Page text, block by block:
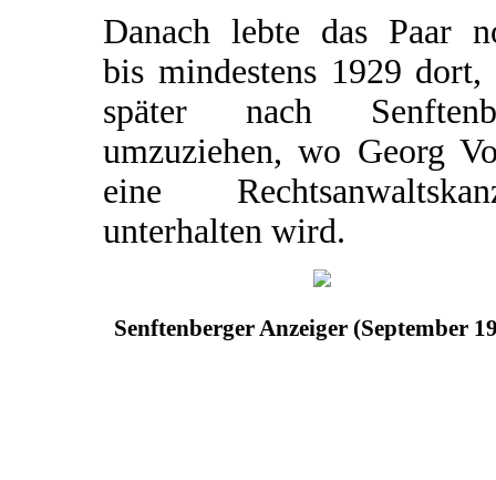
Danach lebte das Paar
bis mindestens 1929 dort,
später nach
umzuziehen, wo Georg
eine
unterhalten wird.
Senftenberger Anzeiger (September